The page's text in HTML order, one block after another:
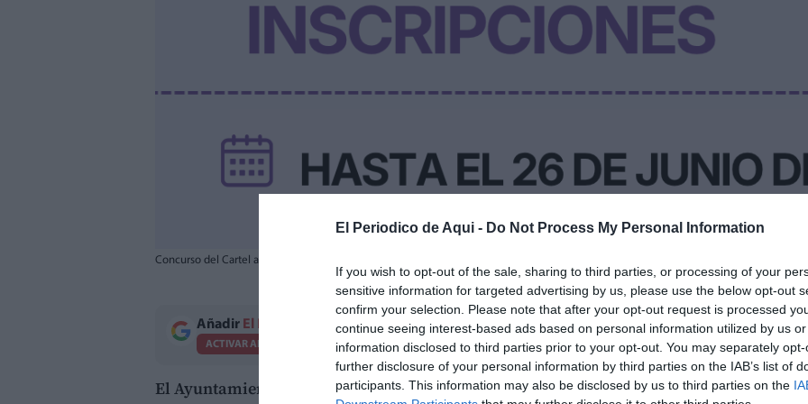
El Periodico de Aqui - Do Not Process My Personal Information
If you wish to opt-out of the sale, sharing to third parties, or processing of your
sensitive information for targeted advertising by us, please use the below opt-out
confirm your selection. Please note that after your opt-out request is processed
continue seeing interest-based ads based on personal information utilized by us
information disclosed to third parties prior to your opt-out. You may separately
further disclosure of your personal information by third parties on the IAB’s list of
participants. This information may also be disclosed by us to third parties on the
Concurso del Cartel anunciador de la Feria y Fiestas de Utiel 2026.
Añadir El Periodico de Aquícomo fuente preferida de Google de forma gratuita.
ACTIVAR AHORA
El Ayuntamiento de Utiel ha abierto el plazo de presentación de trabajos para